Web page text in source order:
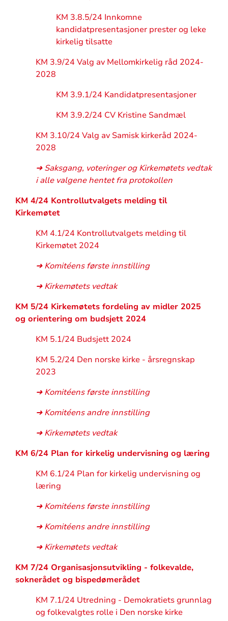
KM 3.8.5/24 Innkomne
kandidatpresentasjoner prester og leke
kirkelig tilsatte
KM 3.9/24 Valg av Mellomkirkelig råd 2024-
2028
KM 3.9.1/24 Kandidatpresentasjoner
KM 3.9.2/24 CV Kristine Sandmæl
KM 3.10/24 Valg av Samisk kirkeråd 2024-
2028
➜ Saksgang, voteringer og Kirkemøtets vedtak
i alle valgene hentet fra protokollen
KM 4/24 Kontrollutvalgets melding til
Kirkemøtet
KM 4.1/24 Kontrollutvalgets melding til
Kirkemøtet 2024
➜ Komitéens første innstilling
➜ Kirkemøtets vedtak
KM 5/24 Kirkemøtets fordeling av midler 2025
og orientering om budsjett 2024
KM 5.1/24 Budsjett 2024
KM 5.2/24 Den norske kirke - årsregnskap
2023
➜ Komitéens første innstilling
➜ Komitéens andre innstilling
➜ Kirkemøtets vedtak
KM 6/24 Plan for kirkelig undervisning og læring
KM 6.1/24 Plan for kirkelig undervisning og
læring
➜ Komitéens første innstilling
➜ Komitéens andre innstilling
➜ Kirkemøtets vedtak
KM 7/24 Organisasjonsutvikling - folkevalde,
soknerådet og bispedømerådet
KM 7.1/24 Utredning - Demokratiets grunnlag
og folkevalgtes rolle i Den norske kirke